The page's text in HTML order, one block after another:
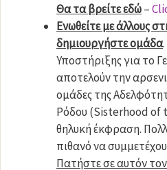
Θα τα βρείτε εδώ–
Ενωθείτε με άλλους
δημιουργήστε ομάδα
Υποστήριξης για το
αποτελούν την
ομάδες της
Ρόδου (Sisterhood of
θηλυκή έκφραση.
πιθανό να
Πατήστε σε αυτόν